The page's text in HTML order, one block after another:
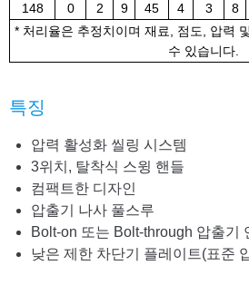
148
0
2
9
45
4
3
8
* 처리율은 추정치이며 재료, 점도, 압력
수 있습니다.
특징
압력 활성화 씰링 시스템
3위치, 탈착식 스윙 핸들
컴팩트한 디자인
압출기 나사 풀스루
Bolt-on 또는 Bolt-through 압출기
낮은 제한 차단기 플레이트(표준